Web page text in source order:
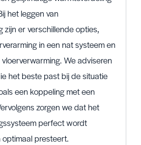
het leggen van
zijn er verschillende opties,
in een nat systeem en
We adviseren
het beste past bij de situatie
een koppeling met een
zorgen we dat het
perfect wordt
presteert.